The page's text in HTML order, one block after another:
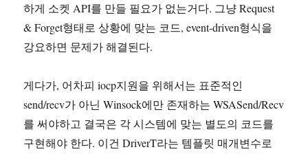
하게 소켓 API를 만들 필요가 없는거다. 그냥 Request
& Forget형태로 상황에 맞는 코드, event-driven형식을
강요하면 문제가 해결된다.
게다가, 어차피 iocp지원을 위해서는 표준적인
send/recv가 아닌 Winsock에만 존재하는 WSASend/Recv
를 써야하고 결국은 각 시스템에 맞는 별도의 코드를
구현해야 한다. 이건 DriverT라는 템플릿 매개변수로